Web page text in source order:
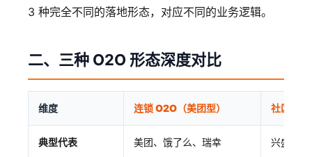
3 种完全不同的落地形态，对应不同的业务逻辑。
二、三种 O2O 形态深度对比
维度 连锁 O2O（美团型） 社区团购
典型代表 美团、饿了么、瑞幸 兴盛优